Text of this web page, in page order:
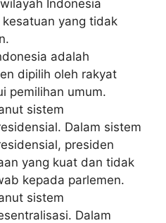
Indonesia
yang tidak
adalah
dipilih oleh rakyat
pemilihan umum.
sistem
Dalam sistem
presiden
yang kuat dan tidak
kepada parlemen.
sistem
Dalam